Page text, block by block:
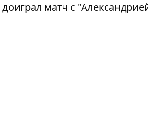
доиграл матч с